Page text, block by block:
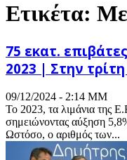
Ετικέτα:
75 εκατ.
2023 | Στην
09/12/2024 - 2:14 ΜΜ
Το 2023, τα λιμάνια της
σημειώνοντας αύξηση
Ωστόσο, ο αριθμός των...